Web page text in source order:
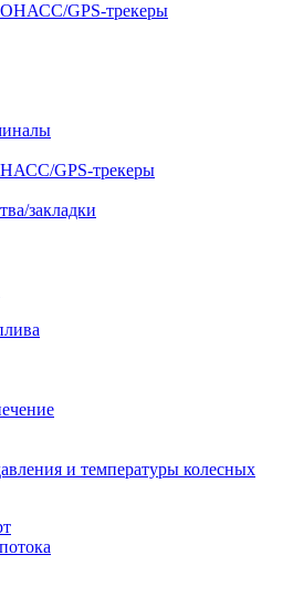
GPS-трекеры
GPS-трекеры
закладки
и температуры колесных